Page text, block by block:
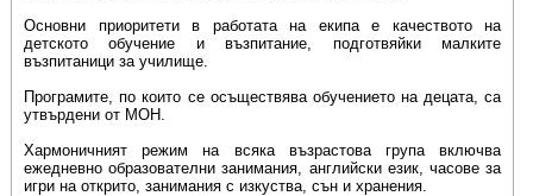
Основни приоритети в работата на екипа е качеството на
детското обучение и възпитание, подготвяйки малките
възпитаници за училище.
Програмите, по които се осъществява обучението на децата, са
утвърдени от МОН.
Хармоничният режим на всяка възрастова група включва
ежедневно образователни занимания, английски език, часове за
игри на открито, занимания с изкуства, сън и хранения.